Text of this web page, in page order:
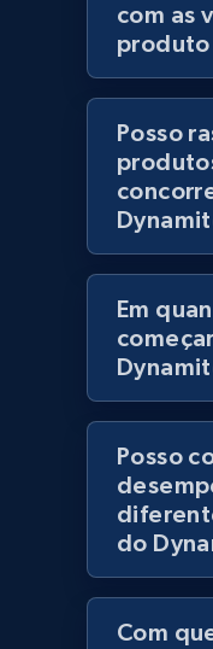
Lowes.com -
URL, Domain,
Model number,
more.
991+
Lazada -
URL, Title, Rating,
price, Currency,
988+
com as
produto
Posso
Em
Posso
do
Com